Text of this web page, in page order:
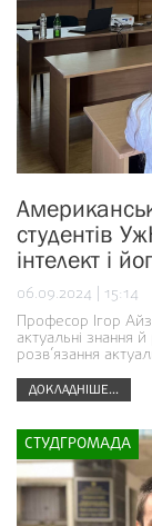
студентів
інтелект і
06.09.2024 | 15:14
Професор Ігор
актуальні знання й
розв’язання
ДОКЛАДНІШЕ...
СТУДГРОМАДА